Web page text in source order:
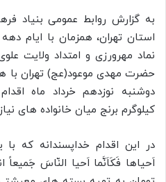
به گزارش روابط عمومی بنیاد
استان تهران، همزمان با ایام
نماد مهرورزی و امتداد ولایت
حضرت مهدی موعود(عج) تهران با
دوشنبه نوزدهم خرداد ماه
کیلوگرم برنج میان خانواده های
در این اقدام خداپسندانه که
اَحیاها فَکَاَنَّما اَحیا النّاسَ جَمیعاً